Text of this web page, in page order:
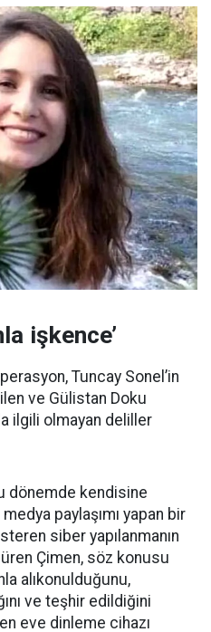
işkence’
Tuncay Sonel’in
ve Gülistan Doku
ilgili olmayan deliller
dönemde kendisine
paylaşımı yapan bir
siber yapılanmanın
Çimen, söz konusu
alıkonulduğunu,
ve teşhir edildiğini
eve dinleme cihazı